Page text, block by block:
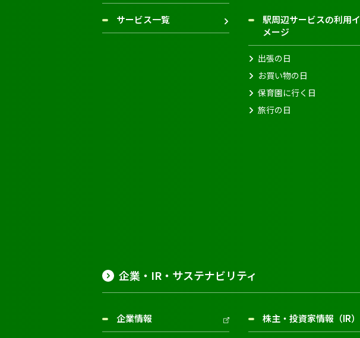
サービス一覧
駅周辺サービスの利用イ
メージ
出張の日
お買い物の日
保育園に行く日
旅行の日
企業・IR・サステナビリティ
企業情報 株主・投資家情報（IR）